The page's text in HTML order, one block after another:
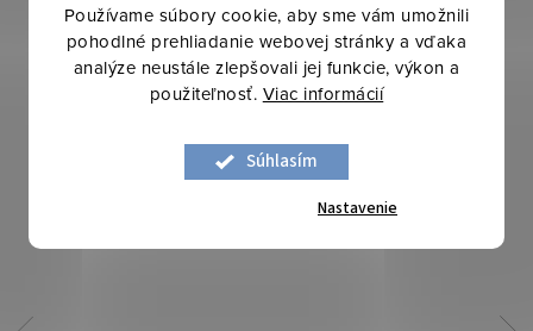
Používame súbory cookie, aby sme vám umožnili
pohodlné prehliadanie webovej stránky a vďaka
analýze neustále zlepšovali jej funkcie, výkon a
použiteľnosť. Viac informácií
Súhlasím
Nastavenie